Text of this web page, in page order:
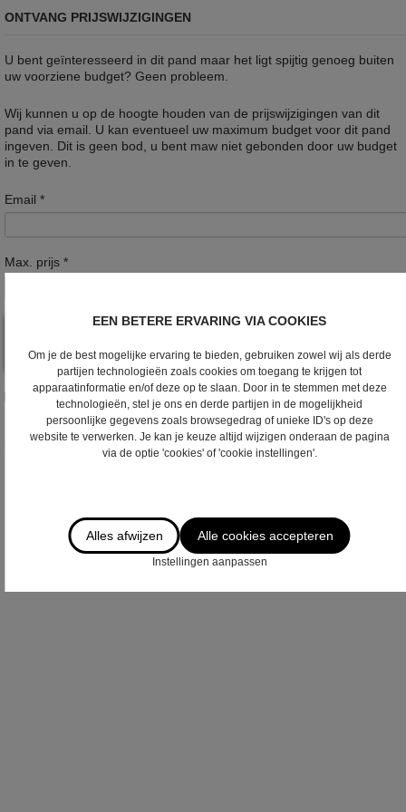
ONTVANG PRIJSWIJZIGINGEN
U bent geïnteresseerd in dit pand maar het ligt spijtig genoeg buiten
uw voorziene budget? Geen probleem.
Wij kunnen u op de hoogte houden van de prijswijzigingen van dit
pand via email. U kan eventueel uw maximum budget voor dit pand
ingeven. Dit is geen bod, u bent maw niet gebonden door uw budget
in te geven.
Email *
Max. prijs *
Ik wens de nieuwsbrief te ontvangen
Door dit formulier te verzenden verklaart u zich akkoord met ons
privacy statement.
EEN BETERE ERVARING VIA COOKIES
Om je de best mogelijke ervaring te bieden, gebruiken zowel wij als derde
partijen technologieën zoals cookies om toegang te krijgen tot
apparaatinformatie en/of deze op te slaan. Door in te stemmen met deze
technologieën, stel je ons en derde partijen in de mogelijkheid
persoonlijke gegevens zoals browsegedrag of unieke ID's op deze
website te verwerken. Je kan je keuze altijd wijzigen onderaan de pagina
via de optie 'cookies' of 'cookie instellingen'.
Alles afwijzen Alle cookies accepteren
Instellingen aanpassen